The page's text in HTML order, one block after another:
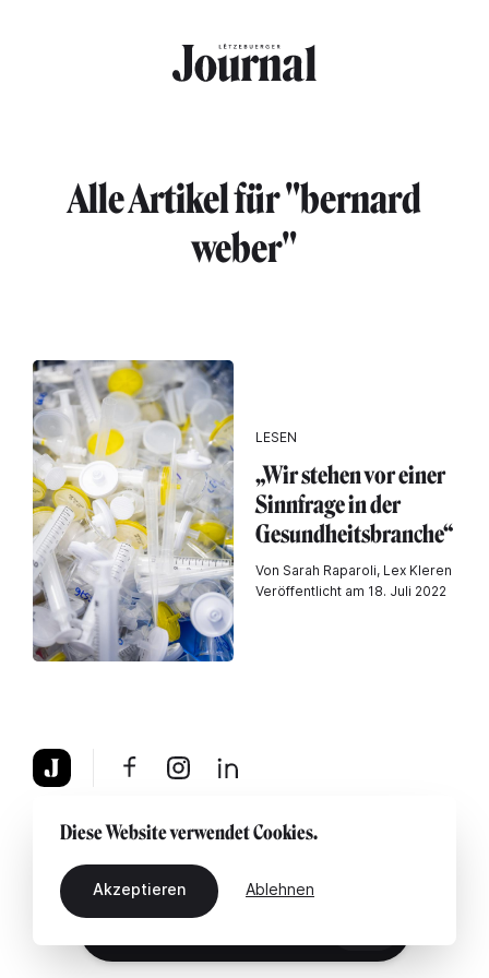
Alle Artikel für "bernard
weber"
LESEN
„Wir stehen vor einer
Sinnfrage in der
Gesundheitsbranche“
Von Sarah Raparoli, Lex Kleren
Veröffentlicht am 18. Juli 2022
Über uns Rechtshinweis Kontaktiere uns
Diese Website verwendet Cookies.
Akzeptieren Ablehnen